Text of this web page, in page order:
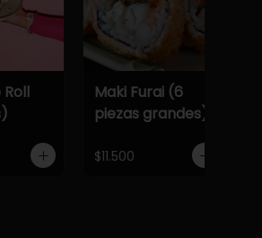
Roll
Maki Furai (6
piezas grandes)
$11.500